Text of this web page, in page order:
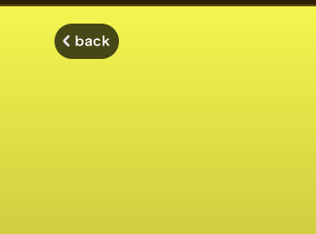
モンスターストライク モンストディクショナリー